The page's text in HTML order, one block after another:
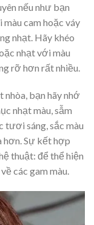
nếu như bạn
cam hoặc váy
nhạt. Hãy khéo
nhạt với màu
rỡ hơn rất nhiều.
bạn hãy nhớ
nhạt màu, sẫm
tươi sáng, sắc màu
hơn. Sự kết hợp
thuật: để thể hiện
các gam màu.